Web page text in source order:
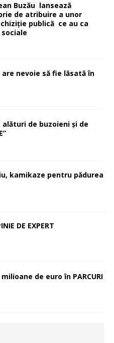
Buzău lansează
de atribuire a unor
publică ce au ca
are nevoie să fie lăsată în
alături de buzoieni și de
kamikaze pentru pădurea
DE EXPERT
de euro în PARCURI